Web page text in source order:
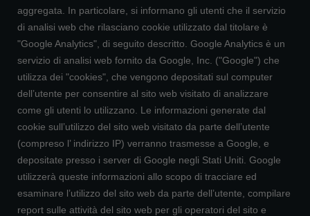
aggregata. In particolare, si informano gli utenti che il servizio
di analisi web che rilasciano cookie utilizzato dal titolare è
"Google Analytics", di seguito descritto. Google Analytics è un
servizio di analisi web fornito da Google, Inc. ("Google") che
utilizza dei "cookies", che vengono depositati sul computer
dell’utente per consentire al sito web visitato di analizzare
come gli utenti lo utilizzano. Le informazioni generate dal
cookie sull’utilizzo del sito web visitato da parte dell’utente
(compreso l’ indirizzo IP) verranno trasmesse a Google, e
depositate presso i server di Google negli Stati Uniti. Google
utilizzerà queste informazioni allo scopo di tracciare ed
esaminare l’utilizzo del sito web da parte dell’utente, compilare
report sulle attività del sito web per gli operatori del sito e